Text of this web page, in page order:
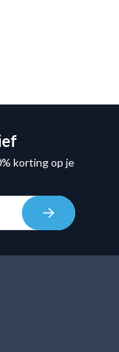
korting op je
Inschrijven